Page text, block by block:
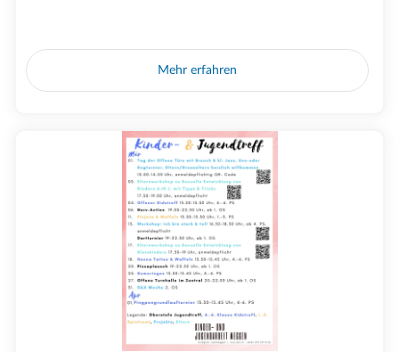
Mehr erfahren